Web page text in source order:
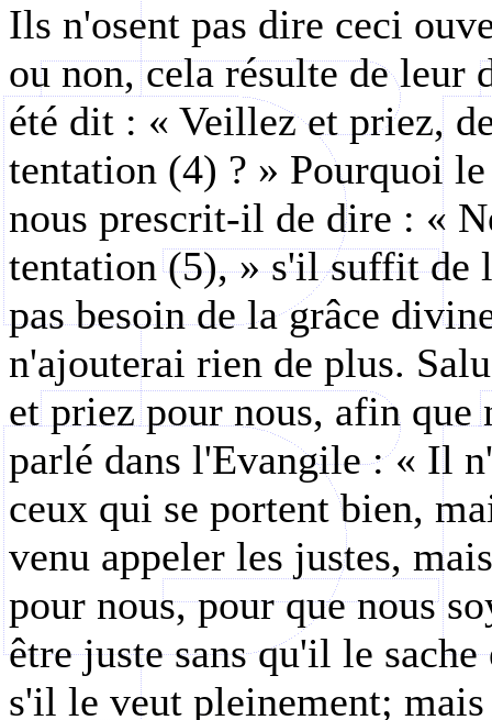
Ils n'osent pas dire ceci
ou non, cela résulte de
été dit : « Veillez et priez,
tentation (4) ? » Pourquoi
nous prescrit-il de dire : «
tentation (5), » s'il suffit de
pas besoin de la grâce
n'ajouterai rien de plus.
et priez pour nous, afin que
parlé dans l'Evangile : « Il
ceux qui se portent bien,
venu appeler les justes,
pour nous, pour que nous
être juste sans qu'il le
s'il le veut pleinement;